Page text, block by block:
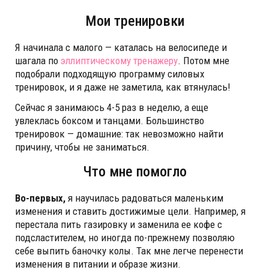
Мои тренировки
Я начинала с малого — каталась на велосипеде и
шагала по эллиптическому тренажеру. Потом мне
подобрали подходящую программу силовых
тренировок, и я даже не заметила, как втянулась!
Сейчас я занимаюсь 4-5 раз в неделю, а еще
увлеклась боксом и танцами. Большинство
тренировок — домашние: так невозможно найти
причину, чтобы не заниматься.
Что мне помогло
Во-первых, я научилась радоваться маленьким
изменения и ставить достижимые цели. Например, я
перестала пить газировку и заменила ее кофе с
подсластителем, но иногда по-прежнему позволяю
себе выпить баночку колы. Так мне легче перенести
изменения в питании и образе жизни.